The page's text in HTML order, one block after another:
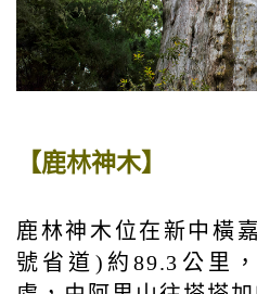
【鹿林神木】
鹿林神木位在新中橫
號省道)約89.3公里